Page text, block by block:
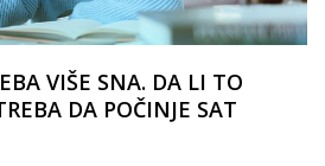
VIŠE SNA. DA LI TO
DA POČINJE SAT